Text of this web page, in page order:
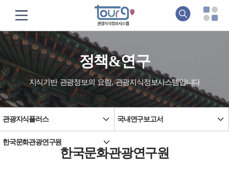
정책&연구
지식기반 관광정보의 요람, 관광지식정보시스템입니다
관광지식플러스 국내연구보고서
한국문화관광연구원
한국문화관광연구원